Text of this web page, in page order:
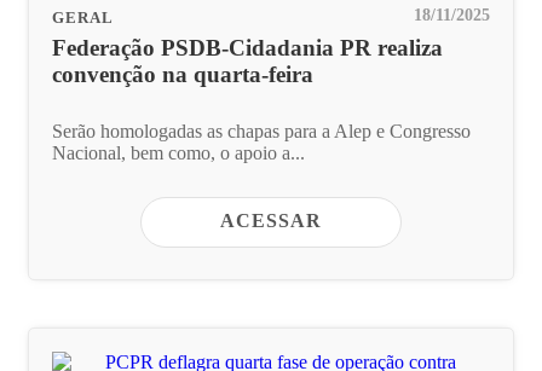
GERAL 18/11/2025
Federação PSDB-Cidadania PR realiza
convenção na quarta-feira
Serão homologadas as chapas para a Alep e Congresso
Nacional, bem como, o apoio a...
ACESSAR